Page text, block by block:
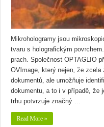
Mikrohologramy jsou
tvaru s holografickým
prach. Společnost OPTAGLIO
OVImage, který nejen, že
dokumentů, ale umožňuje
dokumentu, a to i v případě, že
trhu potvrzuje značný …
Read More »